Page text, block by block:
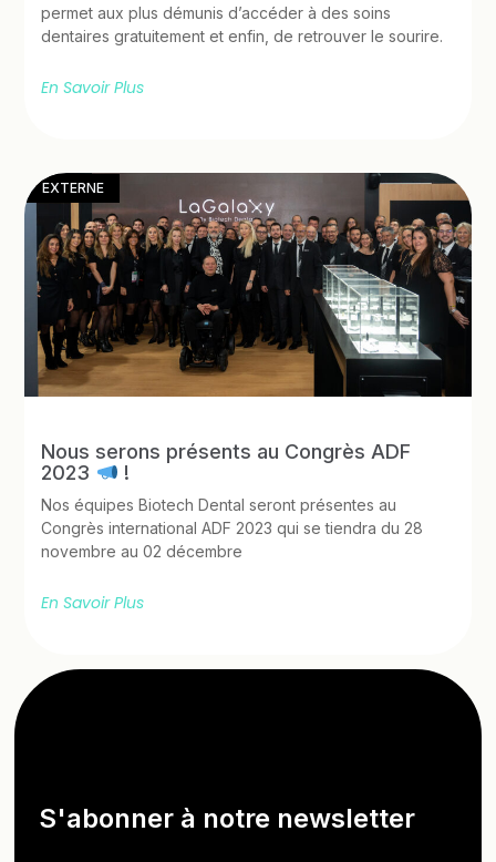
permet aux plus démunis d’accéder à des soins
dentaires gratuitement et enfin, de retrouver le sourire.
En Savoir Plus
EXTERNE
Nous serons présents au Congrès ADF
2023
!
Nos équipes Biotech Dental seront présentes au
Congrès international ADF 2023 qui se tiendra du 28
novembre au 02 décembre
En Savoir Plus
S'abonner à notre newsletter